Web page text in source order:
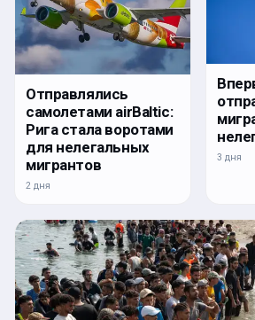
Отправлялись
самолетами airBaltic:
Рига стала воротами
для нелегальных
мигрантов
2 дня
3 дня